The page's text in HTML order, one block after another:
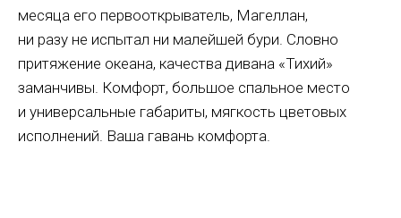
месяца его первооткрыватель, Магеллан,
ни разу не испытал ни малейшей бури. Словно
притяжение океана, качества дивана «Тихий»
заманчивы. Комфорт, большое спальное место
и универсальные габариты, мягкость цветовых
исполнений. Ваша гавань комфорта.